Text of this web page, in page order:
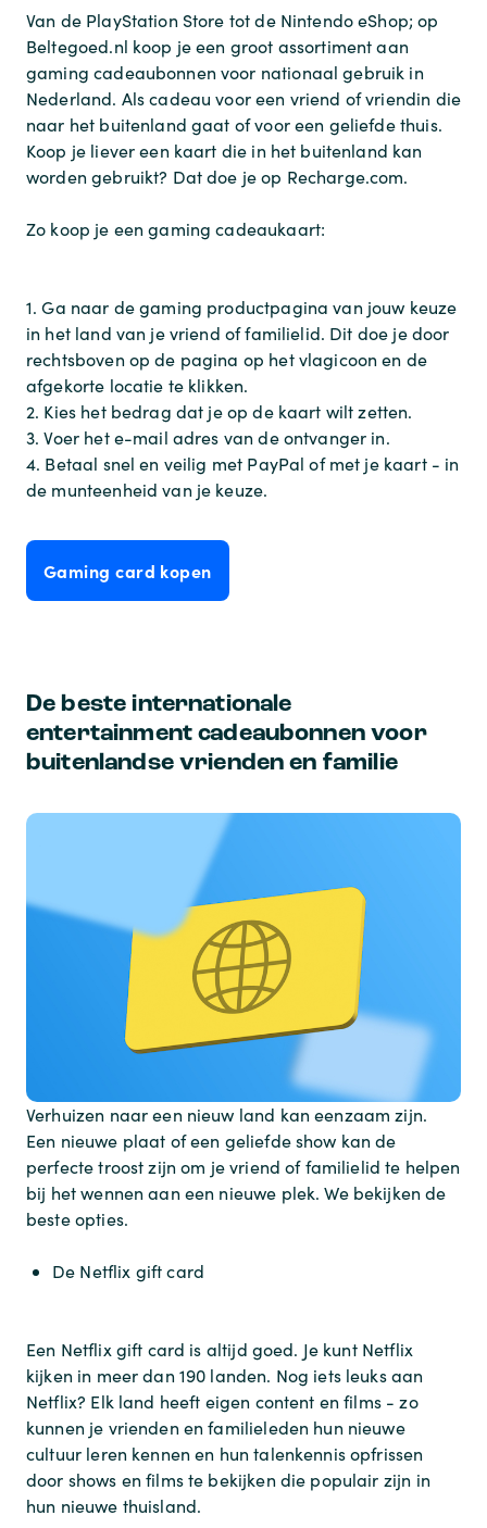
Van de PlayStation Store tot de Nintendo eShop; op
Beltegoed.nl koop je een groot assortiment aan
gaming cadeaubonnen voor nationaal gebruik in
Nederland. Als cadeau voor een vriend of vriendin die
naar het buitenland gaat of voor een geliefde thuis.
Koop je liever een kaart die in het buitenland kan
worden gebruikt? Dat doe je op Recharge.com.
Zo koop je een gaming cadeaukaart:
1. Ga naar de gaming productpagina van jouw keuze
in het land van je vriend of familielid. Dit doe je door
rechtsboven op de pagina op het vlagicoon en de
afgekorte locatie te klikken.
2. Kies het bedrag dat je op de kaart wilt zetten.
3. Voer het e-mail adres van de ontvanger in.
4. Betaal snel en veilig met PayPal of met je kaart - in
de munteenheid van je keuze.
Gaming card kopen
De beste internationale
entertainment cadeaubonnen voor
buitenlandse vrienden en familie
Verhuizen naar een nieuw land kan eenzaam zijn.
Een nieuwe plaat of een geliefde show kan de
perfecte troost zijn om je vriend of familielid te helpen
bij het wennen aan een nieuwe plek. We bekijken de
beste opties.
De Netflix gift card
Een Netflix gift card is altijd goed. Je kunt Netflix
kijken in meer dan 190 landen. Nog iets leuks aan
Netflix? Elk land heeft eigen content en films - zo
kunnen je vrienden en familieleden hun nieuwe
cultuur leren kennen en hun talenkennis opfrissen
door shows en films te bekijken die populair zijn in
hun nieuwe thuisland.